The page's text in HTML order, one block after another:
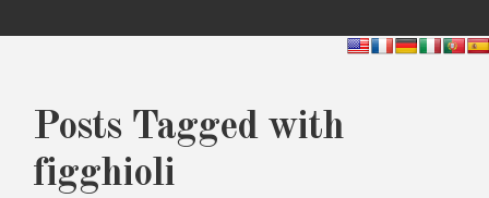
Posts Tagged with
figghioli